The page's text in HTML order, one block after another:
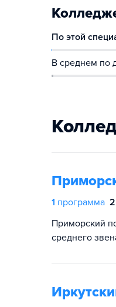
По этой
В среднем по
1 программа
Приморский
среднего